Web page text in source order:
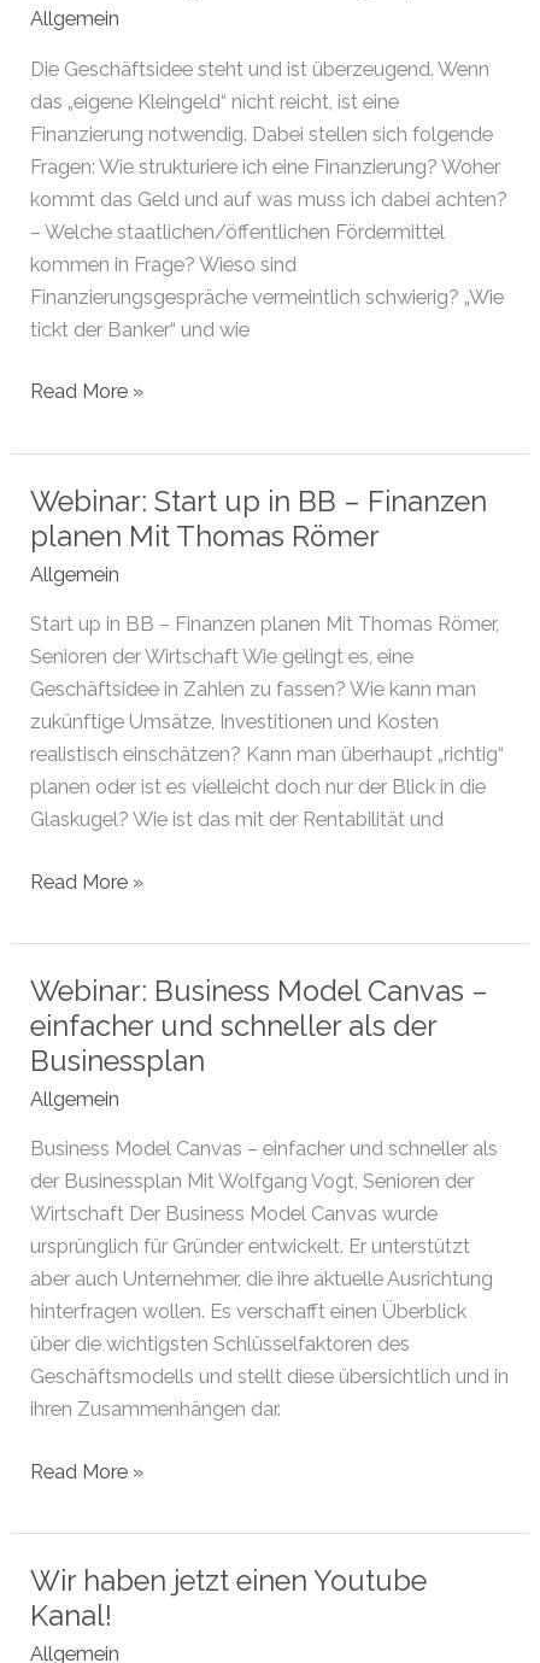
Allgemein
Die Geschäftsidee steht und ist überzeugend. Wenn
das „eigene Kleingeld“ nicht reicht, ist eine
Finanzierung notwendig. Dabei stellen sich folgende
Fragen: Wie strukturiere ich eine Finanzierung? Woher
kommt das Geld und auf was muss ich dabei achten?
– Welche staatlichen/öffentlichen Fördermittel
kommen in Frage? Wieso sind
Finanzierungsgespräche vermeintlich schwierig? „Wie
tickt der Banker“ und wie
Webinar:
up
in
BB
–
Finanzierung
und
Finanzgespräch
Read More »
Webinar: Start up in BB – Finanzen
planen Mit Thomas Römer
Allgemein
Start up in BB – Finanzen planen Mit Thomas Römer,
Senioren der Wirtschaft Wie gelingt es, eine
Geschäftsidee in Zahlen zu fassen? Wie kann man
zukünftige Umsätze, Investitionen und Kosten
realistisch einschätzen? Kann man überhaupt „richtig“
planen oder ist es vielleicht doch nur der Blick in die
Glaskugel? Wie ist das mit der Rentabilität und
Webinar:
up
in
BB
–
Finanzen
planen
Mit
Thomas
Römer
Read More »
Webinar: Business Model Canvas –
einfacher und schneller als der
Businessplan
Allgemein
Business Model Canvas – einfacher und schneller als
der Businessplan Mit Wolfgang Vogt, Senioren der
Wirtschaft Der Business Model Canvas wurde
ursprünglich für Gründer entwickelt. Er unterstützt
aber auch Unternehmer, die ihre aktuelle Ausrichtung
hinterfragen wollen. Es verschafft einen Überblick
über die wichtigsten Schlüsselfaktoren des
Geschäftsmodells und stellt diese übersichtlich und in
ihren Zusammenhängen dar.
Webinar:
Model
Canvas
–
einfacher
Read More »
Wir haben jetzt einen Youtube
Kanal!
Allgemein